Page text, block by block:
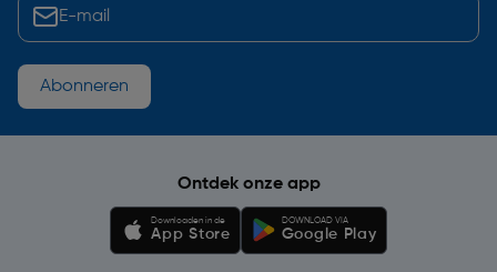
Abonneren
Ontdek onze app
Downloaden in de
App Store
DOWNLOAD VIA
Google Play